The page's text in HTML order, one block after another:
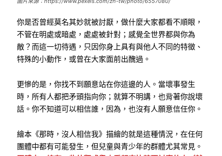
你是否曾經莫名其妙就被討厭，做什麼大家都看不順眼，
不管在明處或暗處，處處被針對；感覺全世界都與你為
敵？而這一切待遇，只因你身上具有與他人不同的特徵、
特殊的小動作，或曾在大家面前出醜過。
更慘的是，你找不到願意站在你這邊的人。當壞事發生
時，所有人都把矛頭指向你；就算不明講，也背著你說壞
話。你不知道可以相信誰，因為，也沒有人願意信任你。
繪本《那時，沒人相信我》描繪的就是這種情況，在任何
團體中都有可能發生，但兒童與青少年的群體尤其常見。